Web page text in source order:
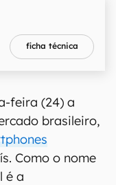
ficha técnica
feira (24) a
brasileiro,
Como o nome
é a